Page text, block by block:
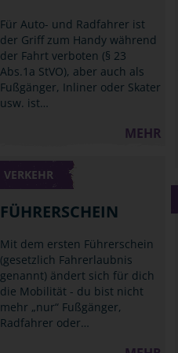
Für Auto- und Radfahrer ist
der Griff zum Handy während
der Fahrt verboten (§ 23
Abs.1a StVO), aber auch als
Fußgänger, Inliner oder Skater
usw. ist…
MEHR
VERKEHR
FÜHRERSCHEIN
Mit dem ersten Führerschein
(gesetzlich Fahrerlaubnis
genannt) ändert sich für dich
die Mobilität - du bist nicht
mehr „nur“ Fußgänger,
Radfahrer oder…